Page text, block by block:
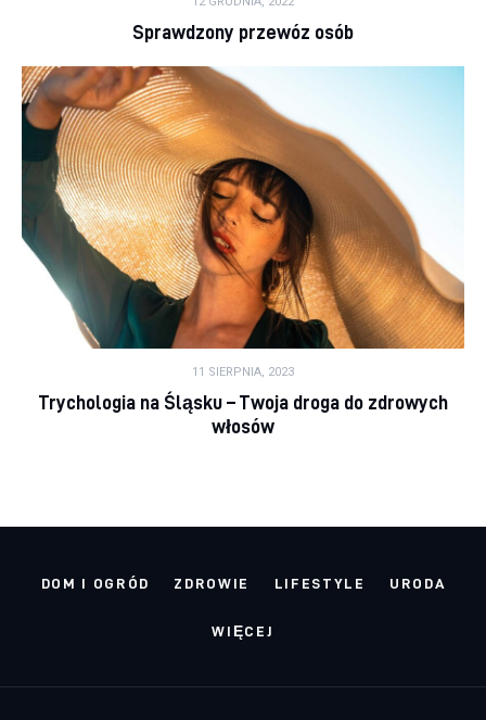
Sprawdzony przewóz osób
11 SIERPNIA, 2023
Trychologia na Śląsku – Twoja droga do zdrowych
włosów
DOM I OGRÓD ZDROWIE LIFESTYLE URODA
WIĘCEJ